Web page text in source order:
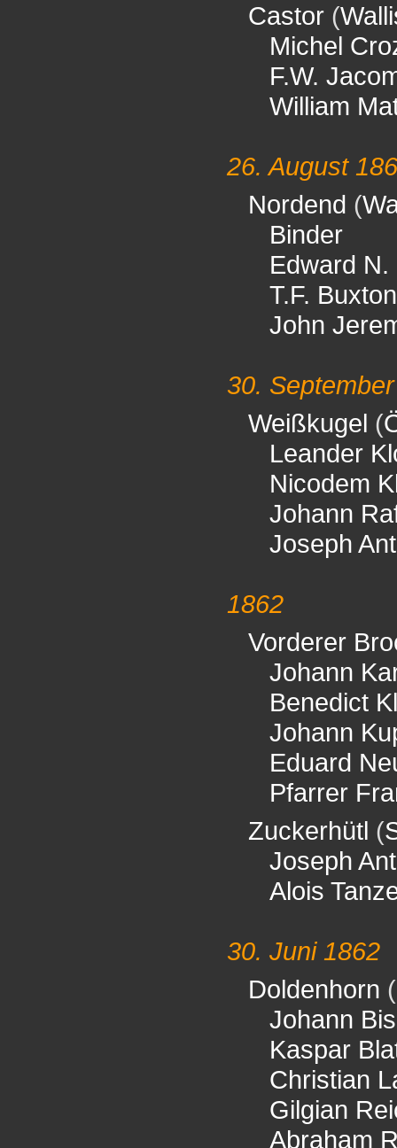
Castor (
Michel
F.W.
William
26. August
Nordend (
Binder
Edward N.
T.F. Buxton
John
30.
Weißkugel (
Leander
Nicodem
Johann
Joseph
1862
Vorderer
Johann
Benedict
Johann
Eduard
Pfarrer
Zuckerhütl (
Joseph
Alois
30. Juni 1862
Doldenhorn (
Johann
Kaspar
Christian
Gilgian
Abraham